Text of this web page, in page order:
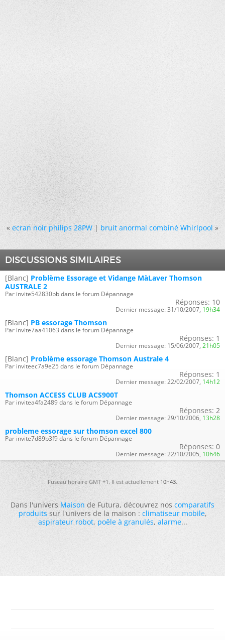
« ecran noir philips 28PW|bruit anormal combiné Whirlpool »
DISCUSSIONS SIMILAIRES
[Blanc] Problème Essorage et Vidange MàLaver Thomson
AUSTRALE 2
Par invite542830bb dans le forum Dépannage
Réponses: 10
Dernier message: 31/10/2007, 19h34
[Blanc] PB essorage Thomson
Par invite7aa41063 dans le forum Dépannage
Réponses: 1
Dernier message: 15/06/2007, 21h05
[Blanc] Problème essorage Thomson Australe 4
Par inviteec7a9e25 dans le forum Dépannage
Réponses: 1
Dernier message: 22/02/2007, 14h12
Thomson ACCESS CLUB ACS900T
Par invitea4fa2489 dans le forum Dépannage
Réponses: 2
Dernier message: 29/10/2006, 13h28
probleme essorage sur thomson excel 800
Par invite7d89b3f9 dans le forum Dépannage
Réponses: 0
Dernier message: 22/10/2005, 10h46
Fuseau horaire GMT +1. Il est actuellement10h43.
Dans l'universMaisonde Futura, découvrez noscomparatifs
produitssur l'univers de la maison :climatiseur mobile,
aspirateur robot,poêle à granulés,alarme...